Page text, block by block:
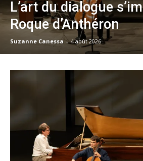
L’art du dialogue
Roque d’Anthéron
Suzanne Canessa - 4 août 2026